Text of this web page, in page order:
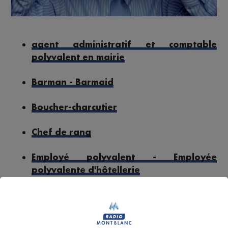
agent administratif et comptable
polyvalent en mairie
Barman - Barmaid
Boucher-charcutier
Chef de rang
Employé polyvalent - Employée
polyvalente d'hôtellerie
nageuse sauveteuse